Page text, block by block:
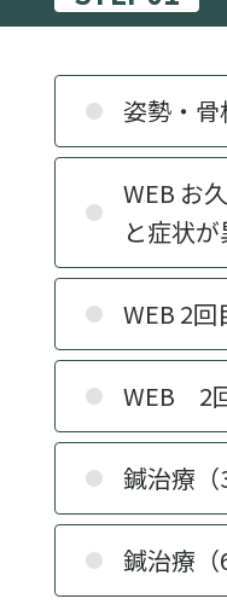
姿勢・
WEB お
と症状が
WEB 2
WEB 2
鍼治療（
鍼治療（